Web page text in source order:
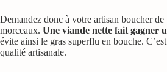
Demandez donc à votre artisan boucher de
morceaux. Une viande nette fait gagner
évite ainsi le gras superflu en bouche.
qualité artisanale.